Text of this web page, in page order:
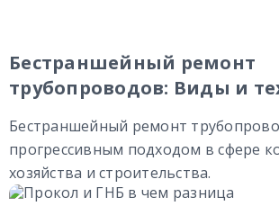
Бестраншейный ремонт
трубопроводов: Виды и
Бестраншейный ремонт
прогрессивным подходом в сфере
хозяйства и строительства.